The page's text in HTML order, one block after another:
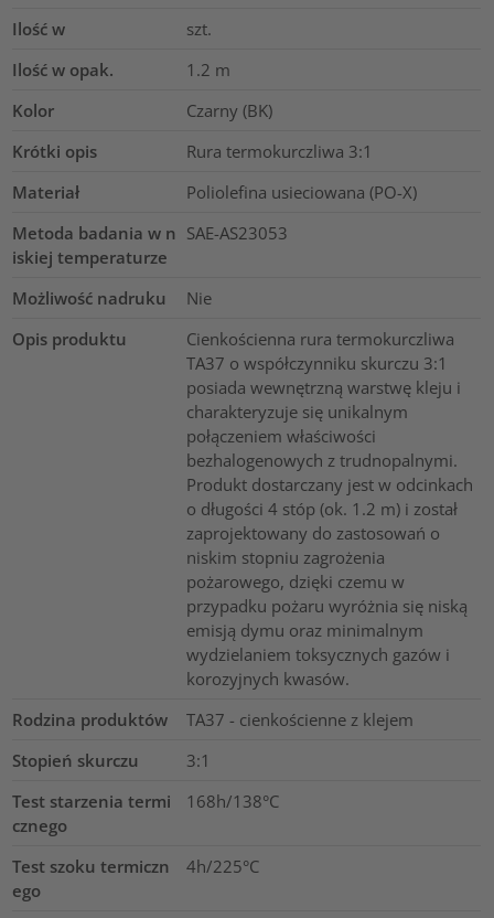
Ilość w
szt.
Ilość w opak.
1.2 m
Kolor
Czarny (BK)
Krótki opis
Rura termokurczliwa 3:1
Materiał
Poliolefina usieciowana (PO-X)
Metoda badania w n
iskiej temperaturze
SAE-AS23053
Możliwość nadruku
Nie
Opis produktu
Cienkościenna rura termokurczliwa
TA37 o współczynniku skurczu 3:1
posiada wewnętrzną warstwę kleju i
charakteryzuje się unikalnym
połączeniem właściwości
bezhalogenowych z trudnopalnymi.
Produkt dostarczany jest w odcinkach
o długości 4 stóp (ok. 1.2 m) i został
zaprojektowany do zastosowań o
niskim stopniu zagrożenia
pożarowego, dzięki czemu w
przypadku pożaru wyróżnia się niską
emisją dymu oraz minimalnym
wydzielaniem toksycznych gazów i
korozyjnych kwasów.
Rodzina produktów
TA37 - cienkościenne z klejem
Stopień skurczu
3:1
Test starzenia termi
cznego
168h/138°C
Test szoku termiczn
ego
4h/225°C